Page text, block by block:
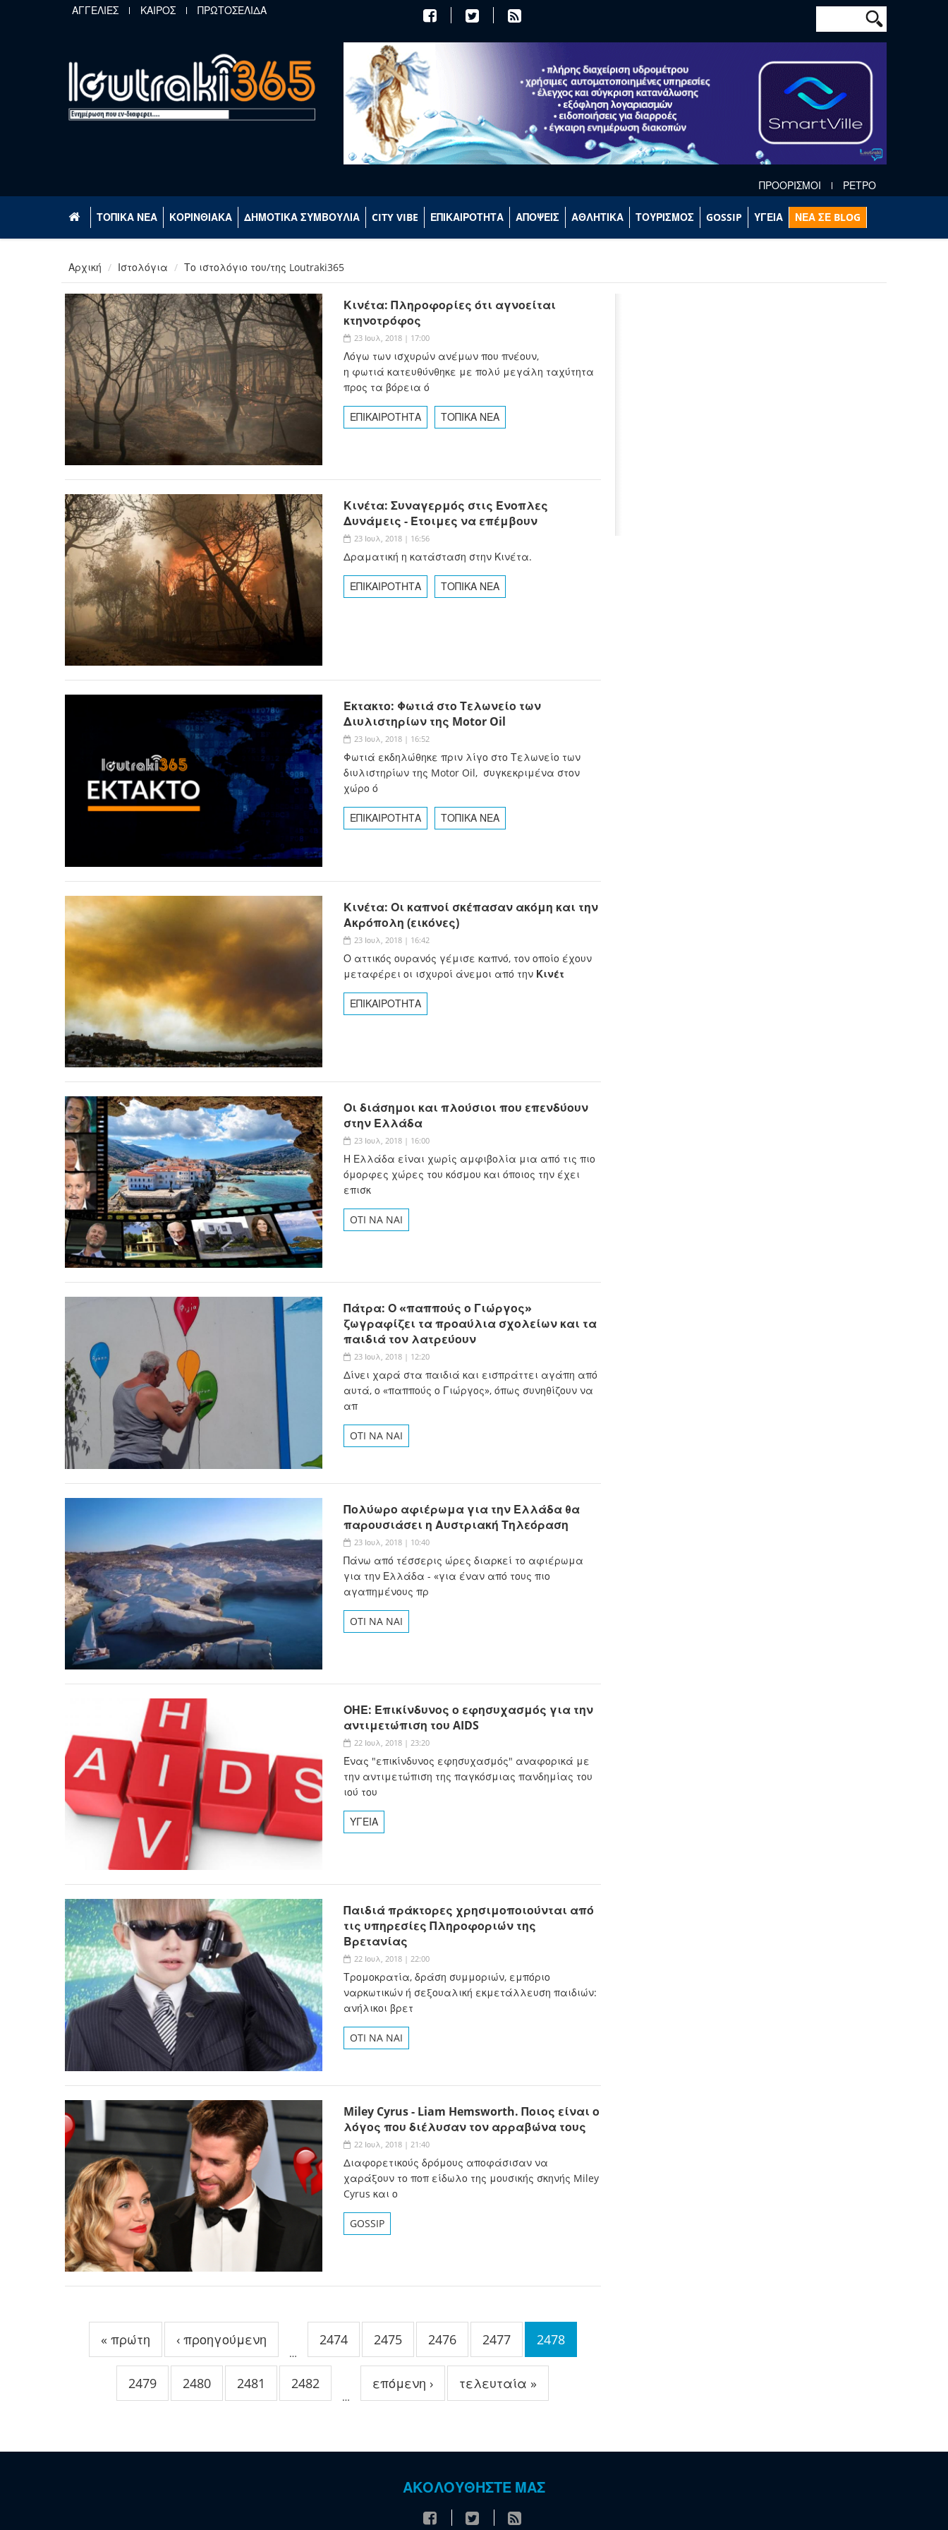
Παράκαμψη προς το κυρίως περιεχόμενο
ΑΓΓΕΛΙΕΣ ΚΑΙΡΟΣ ΠΡΩΤΟΣΕΛΙΔΑ Φόρμα
Αναζήτηση
ΠΡΟΟΡΙΣΜΟΙ ΡΕΤΡΟ
ΤΟΠΙΚΑ ΝΕΑ ΚΟΡΙΝΘΙΑΚΑ ΔΗΜΟΤΙΚΑ ΣΥΜΒΟΥΛΙΑ CITY VIBE ΕΠΙΚΑΙΡΟΤΗΤΑ ΑΠΟΨΕΙΣ ΑΘΛΗΤΙΚΑ ΤΟΥΡΙΣΜΟΣ GOSSIP ΥΓΕΙΑ ΝΕΑ ΣΕ BLOG
Αρχική Ιστολόγια Το ιστολόγιο του/της Loutraki365
Κινέτα: Πληροφορίες ότι αγνοείται
κτηνοτρόφος
23 Ιουλ, 2018 | 17:00
Λόγω των ισχυρών ανέμων που πνέουν,
η φωτιά κατευθύνθηκε με πολύ μεγάλη ταχύτητα
προς τα βόρεια ό
ΕΠΙΚΑΙΡΟΤΗΤΑ ΤΟΠΙΚΑ ΝΕΑ
Κινέτα: Συναγερμός στις Ένοπλες
Δυνάμεις - Έτοιμες να επέμβουν
23 Ιουλ, 2018 | 16:56
Δραματική η κατάσταση στην Κινέτα.
ΕΠΙΚΑΙΡΟΤΗΤΑ ΤΟΠΙΚΑ ΝΕΑ
Έκτακτο: Φωτιά στο Τελωνείο των
Διυλιστηρίων της Motor Oil
23 Ιουλ, 2018 | 16:52
Φωτιά εκδηλώθηκε πριν λίγο στο Τελωνείο των
διυλιστηρίων της Motor Oil, συγκεκριμένα στον
χώρο ό
ΕΠΙΚΑΙΡΟΤΗΤΑ ΤΟΠΙΚΑ ΝΕΑ
Κινέτα: Οι καπνοί σκέπασαν ακόμη και την
Ακρόπολη (εικόνες)
23 Ιουλ, 2018 | 16:42
Ο αττικός ουρανός γέμισε καπνό, τον οποίο έχουν
μεταφέρει οι ισχυροί άνεμοι από την Κινέτ
ΕΠΙΚΑΙΡΟΤΗΤΑ
Οι διάσημοι και πλούσιοι που επενδύουν
στην Ελλάδα
23 Ιουλ, 2018 | 16:00
Η Ελλάδα είναι χωρίς αμφιβολία μια από τις πιο
όμορφες χώρες του κόσμου και όποιος την έχει
επισκ
OTI NA NAI
Πάτρα: Ο «παππούς ο Γιώργος»
ζωγραφίζει τα προαύλια σχολείων και τα
παιδιά τον λατρεύουν
23 Ιουλ, 2018 | 12:20
Δίνει χαρά στα παιδιά και εισπράττει αγάπη από
αυτά, ο «παππούς ο Γιώργος», όπως συνηθίζουν να
απ
OTI NA NAI
Πολύωρο αφιέρωμα για την Ελλάδα θα
παρουσιάσει η Αυστριακή Τηλεόραση
23 Ιουλ, 2018 | 10:40
Πάνω από τέσσερις ώρες διαρκεί το αφιέρωμα
για την Ελλάδα - «για έναν από τους πιο
αγαπημένους πρ
OTI NA NAI
ΟΗΕ: Επικίνδυνος ο εφησυχασμός για την
αντιμετώπιση του AIDS
22 Ιουλ, 2018 | 23:20
Ένας "επικίνδυνος εφησυχασμός" αναφορικά με
την αντιμετώπιση της παγκόσμιας πανδημίας του
ιού του
ΥΓΕΙΑ
Παιδιά πράκτορες χρησιμοποιούνται από
τις υπηρεσίες Πληροφοριών της
Βρετανίας
22 Ιουλ, 2018 | 22:00
Τρομοκρατία, δράση συμμοριών, εμπόριο
ναρκωτικών ή σεξουαλική εκμετάλλευση παιδιών:
ανήλικοι βρετ
OTI NA NAI
Miley Cyrus - Liam Hemsworth. Ποιος είναι ο
λόγος που διέλυσαν τον αρραβώνα τους
22 Ιουλ, 2018 | 21:40
Διαφορετικούς δρόμους αποφάσισαν να
χαράξουν το ποπ είδωλο της μουσικής σκηνής Miley
Cyrus και ο
GOSSIP
« πρώτη ‹ προηγούμενη
…
2474 2475 2476 2477 2478
2479 2480 2481 2482
…
επόμενη › τελευταία »
ΑΚΟΛΟΥΘΗΣΤΕ ΜΑΣ